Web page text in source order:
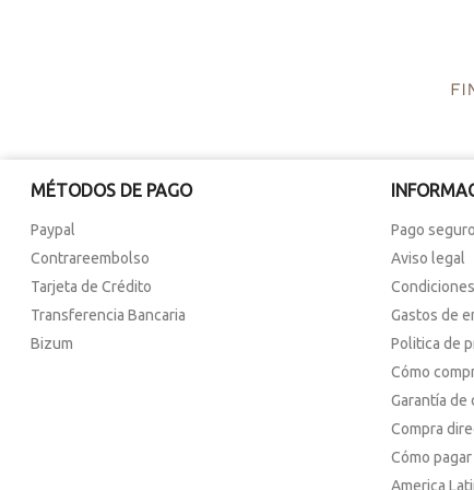
MÉTODOS DE PAGO
Paypal
Contrareembolso
Tarjeta de Crédito
Transferencia Bancaria
Bizum
Pago seguro
Aviso legal
Gastos de
Politica de
Cómo
Garantía de
Compra
Cómo pagar
America